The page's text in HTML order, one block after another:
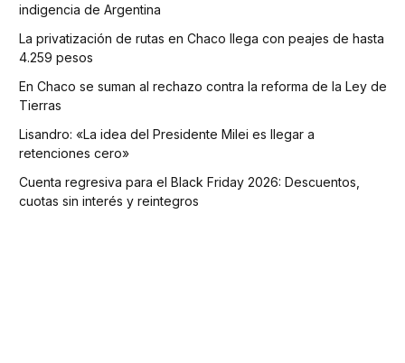
indigencia de Argentina
La privatización de rutas en Chaco llega con peajes de hasta
4.259 pesos
En Chaco se suman al rechazo contra la reforma de la Ley de
Tierras
Lisandro: «La idea del Presidente Milei es llegar a
retenciones cero»
Cuenta regresiva para el Black Friday 2026: Descuentos,
cuotas sin interés y reintegros